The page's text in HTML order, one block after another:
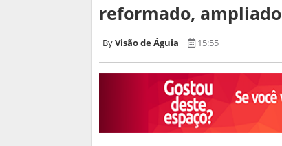
reformado,
Visão de Águia 15:55